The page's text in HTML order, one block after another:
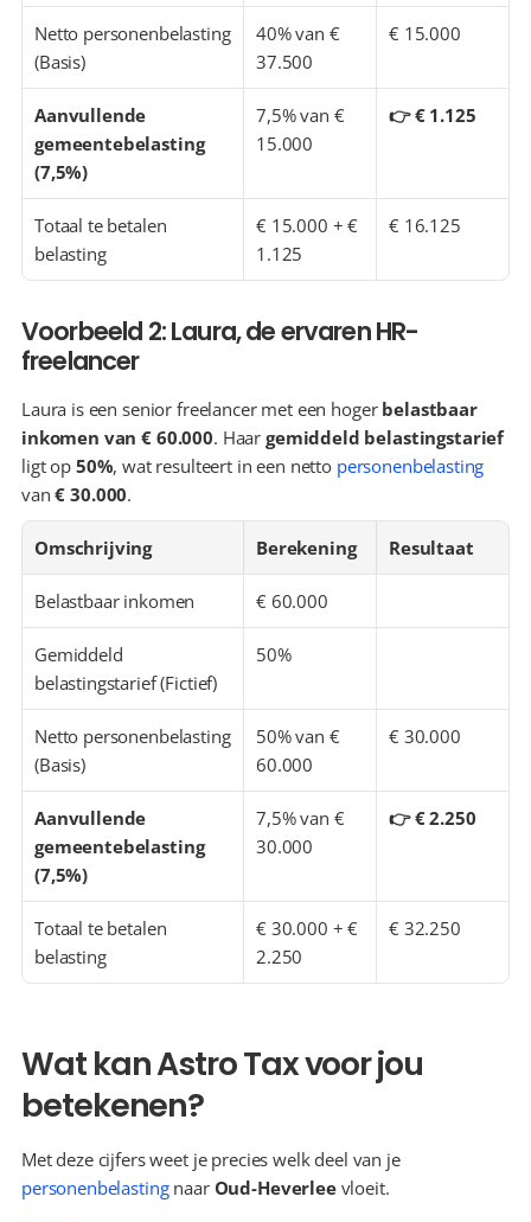
Netto personenbelasting
(Basis)
40% van €
37.500
€ 15.000
Aanvullende
gemeentebelasting
(7,5%)
7,5% van €
15.000
👉 € 1.125
Totaal te betalen
belasting
€ 15.000 + €
1.125
€ 16.125
Voorbeeld 2: Laura, de ervaren HR-
freelancer
Laura is een senior freelancer met een hoger belastbaar
inkomen van € 60.000. Haar gemiddeld belastingstarief
ligt op 50%, wat resulteert in een netto personenbelasting
van € 30.000.
Omschrijving Berekening Resultaat
Belastbaar inkomen € 60.000
Gemiddeld
belastingstarief (Fictief)
50%
Netto personenbelasting
(Basis)
50% van €
60.000
€ 30.000
Aanvullende
gemeentebelasting
(7,5%)
7,5% van €
30.000
👉 € 2.250
Totaal te betalen
belasting
€ 30.000 + €
2.250
€ 32.250
Wat kan Astro Tax voor jou
betekenen?
Met deze cijfers weet je precies welk deel van je
personenbelasting naar Oud-Heverlee vloeit.